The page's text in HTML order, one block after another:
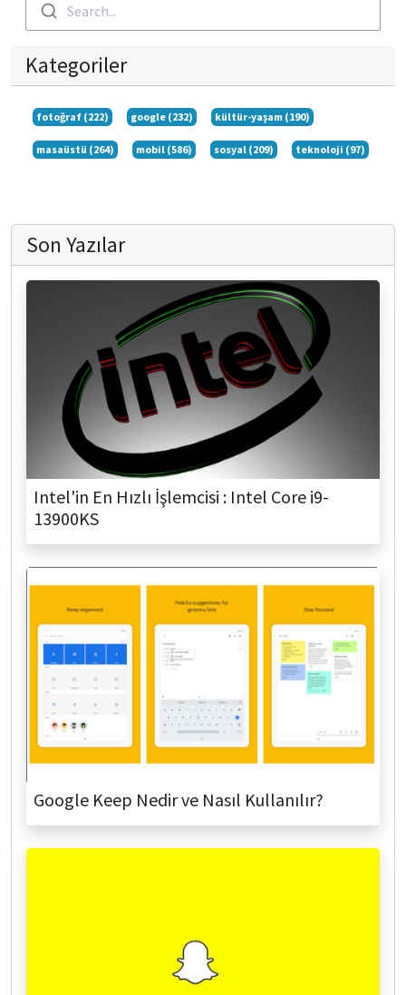
Search...
Kategoriler
fotoğraf (222) google (232) kültür-yaşam (190)
masaüstü (264) mobil (586) sosyal (209) teknoloji (97)
Son Yazılar
Intel'in En Hızlı İşlemcisi : Intel Core i9-
13900KS
Google Keep Nedir ve Nasıl Kullanılır?